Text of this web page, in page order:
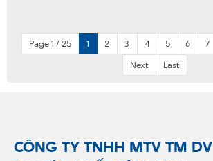
Page 1 / 25 1 2 3 4 5 6 7
Next
Last
CÔNG TY TNHH MTV TM DV